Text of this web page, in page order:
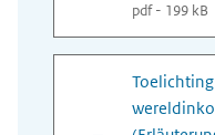
pdf - 199 kB